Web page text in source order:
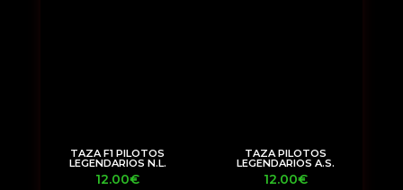
TAZA F1 PILOTOS
LEGENDARIOS N.L.
12.00€
TAZA PILOTOS
LEGENDARIOS A.S.
12.00€